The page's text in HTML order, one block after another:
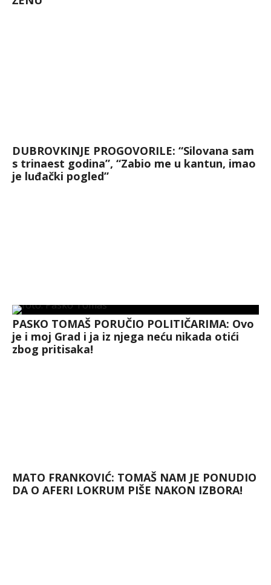
DUBROVKINJE PROGOVORILE: “Silovana sam
s trinaest godina”, “Zabio me u kantun, imao
je luđački pogled”
PASKO TOMAŠ PORUČIO POLITIČARIMA: Ovo
je i moj Grad i ja iz njega neću nikada otići
zbog pritisaka!
MATO FRANKOVIĆ: TOMAŠ NAM JE PONUDIO
DA O AFERI LOKRUM PIŠE NAKON IZBORA!